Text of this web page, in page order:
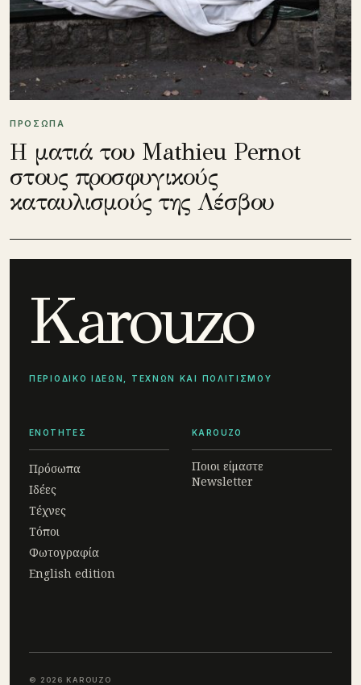
ΠΡΟΣΩΠΑ
Η ματιά του Mathieu Pernot
στους προσφυγικούς
καταυλισμούς της Λέσβου
Karouzo
ΠΕΡΙΟΔΙΚΟ ΙΔΕΩΝ, ΤΕΧΝΩΝ ΚΑΙ ΠΟΛΙΤΙΣΜΟΥ
ΕΝΟΤΗΤΕΣ
Πρόσωπα
Ιδέες
Τέχνες
Τόποι
Φωτογραφία
English edition
KAROUZO
Ποιοι είμαστε
Newsletter
© 2026 KAROUZO